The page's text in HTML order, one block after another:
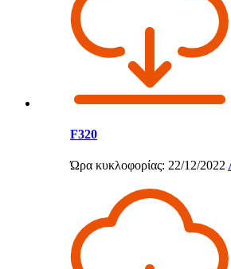
F320
Ώρα κυκλοφορίας: 22/12/2022